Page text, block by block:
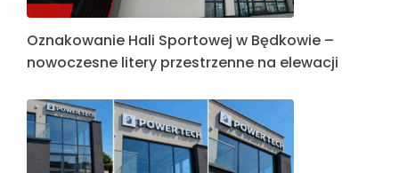
Oznakowanie Hali Sportowej w Będkowie –
nowoczesne litery przestrzenne na elewacji